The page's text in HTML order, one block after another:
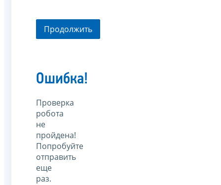
Продолжить
Ошибка!
Проверка
робота
не
пройдена!
Попробуйте
отправить
еще
раз.